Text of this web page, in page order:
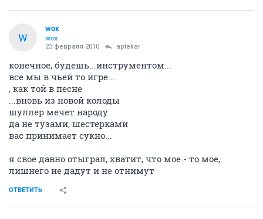
W
wox
wox
23 февраля 2010 aptekar
конечное, будешь...инструментом...
все мы в чьей то игре...
, как той в песне
...вновь из новой колоды
шуллер мечет народу
да не тузами, шестерками
вас принимает сукно...
я свое давно отыграл, хватит, что мое - то мое,
лишнего не дадут и не отнимут
ОТВЕТИТЬ